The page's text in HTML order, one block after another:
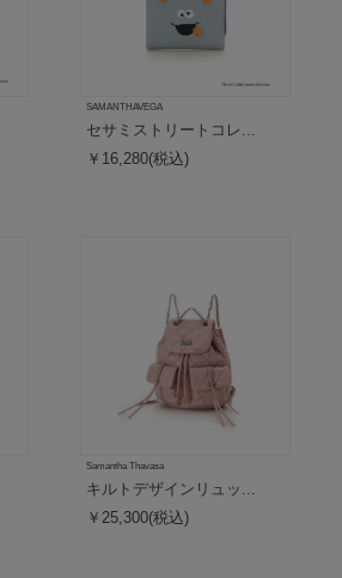
SAMANTHAVEGA
セサミストリートコレ...
￥16,280(税込)
Samantha Thavasa
キルトデザインリュッ...
￥25,300(税込)